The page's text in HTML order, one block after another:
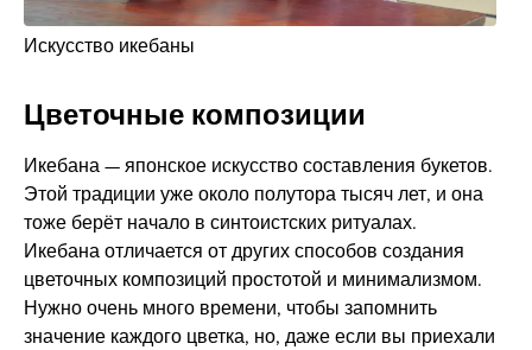
Искусство икебаны
Цветочные композиции
Икебана — японское искусство составления букетов.
Этой традиции уже около полутора тысяч лет, и она
тоже берёт начало в синтоистских ритуалах.
Икебана отличается от других способов создания
цветочных композиций простотой и минимализмом.
Нужно очень много времени, чтобы запомнить
значение каждого цветка, но, даже если вы приехали